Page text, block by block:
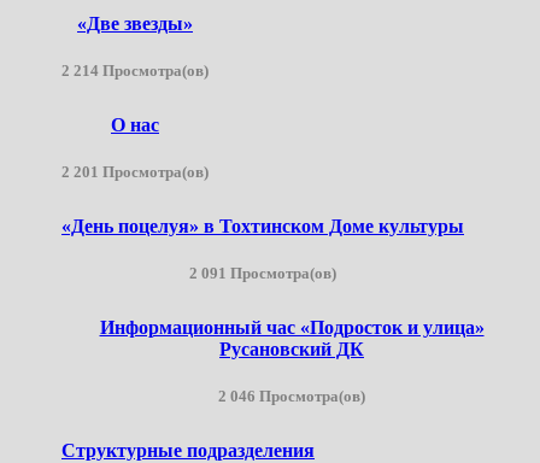
«Две звезды»
2 214 Просмотра(ов)
О нас
2 201 Просмотра(ов)
«День поцелуя» в Тохтинском Доме культуры
2 091 Просмотра(ов)
Информационный час «Подросток и улица»
Русановский ДК
2 046 Просмотра(ов)
Структурные подразделения